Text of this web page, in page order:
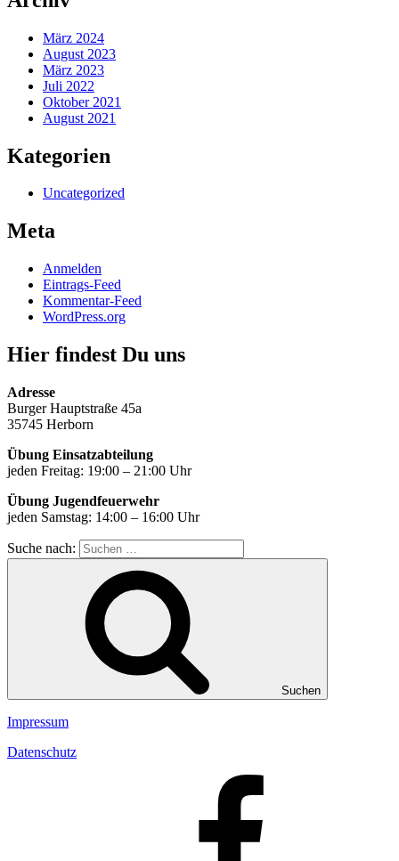
März 2024
August 2023
März 2023
Juli 2022
Oktober 2021
August 2021
Kategorien
Uncategorized
Meta
Anmelden
Eintrags-Feed
Kommentar-Feed
WordPress.org
Hier findest Du uns
Adresse
Burger Hauptstraße 45a
35745 Herborn
Übung Einsatzabteilung
jeden Freitag: 19:00 – 21:00 Uhr
Übung Jugendfeuerwehr
jeden Samstag: 14:00 – 16:00 Uhr
Suche nach:
Suchen
Impressum
Datenschutz